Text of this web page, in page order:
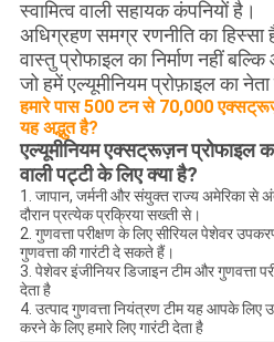
स्वामित्व वाली सहायक कंपनियों है।
अधिग्रहण समग्र रणनीति का हिस्सा
वास्तु प्रोफाइल का निर्माण नहीं
जो हमें एल्यूमीनियम प्रोफ़ाइल का नेता
हमारे पास 500 टन से 70,000
यह अद्भुत है?
एल्यूमीनियम एक्सट्रूज़न प्रोफाइल
वाली पट्टी के लिए क्या है?
1. जापान, जर्मनी और संयुक्त राज्य अमेरिका से
दौरान प्रत्येक प्रक्रिया सख्ती से।
2. गुणवत्ता परीक्षण के लिए सीरियल पेशेवर
गुणवत्ता की गारंटी दे सकते हैं।
3. पेशेवर इंजीनियर डिजाइन टीम और गुणवत्ता
देता है
4. उत्पाद गुणवत्ता नियंत्रण टीम यह आपके लिए
करने के लिए हमारे लिए गारंटी देता है